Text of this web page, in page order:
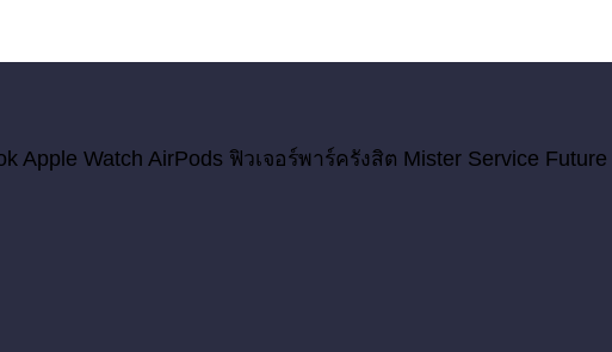
Apple Watch AirPods ฟิวเจอร์พาร์ครังสิต Mister Service